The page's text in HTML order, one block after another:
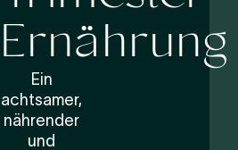
Ernährung
Ein
achtsamer,
nährender
und